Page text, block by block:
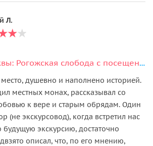
Л.
Староверы Москвы: Рогожская слобода с посещением старообрядческих храмов
душевно и наполнено историей.
местных монах, рассказывал со
к вере и старым обрядам. Один
(не экскурсовод), когда встретил нас
будущую экскурсию, достаточно
описал, что, по его мнению,